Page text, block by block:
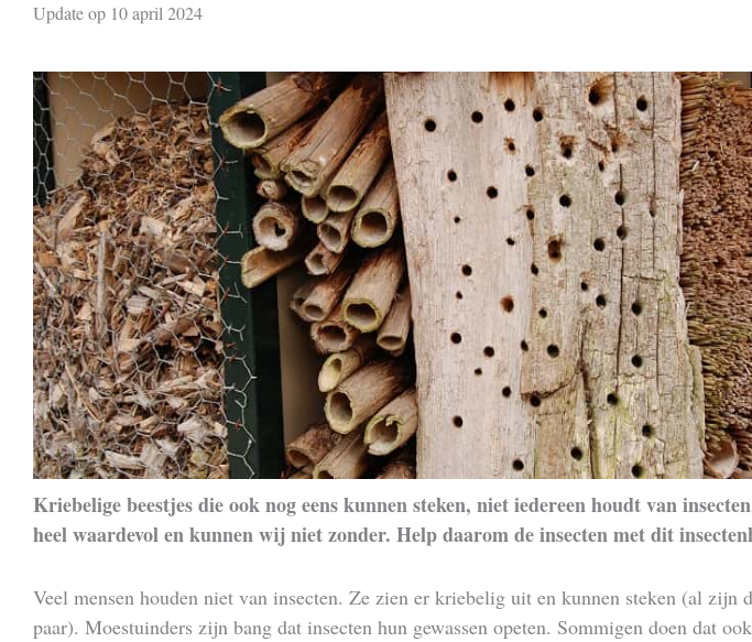
Update op 10 april 2024
Kriebelige beestjes die ook nog eens kunnen steken, niet iedereen houdt van
heel waardevol en kunnen wij niet zonder. Help daarom de insecten met dit
Veel mensen houden niet van insecten. Ze zien er kriebelig uit en kunnen steken (al zijn
paar). Moestuinders zijn bang dat insecten hun gewassen opeten. Sommigen doen dat